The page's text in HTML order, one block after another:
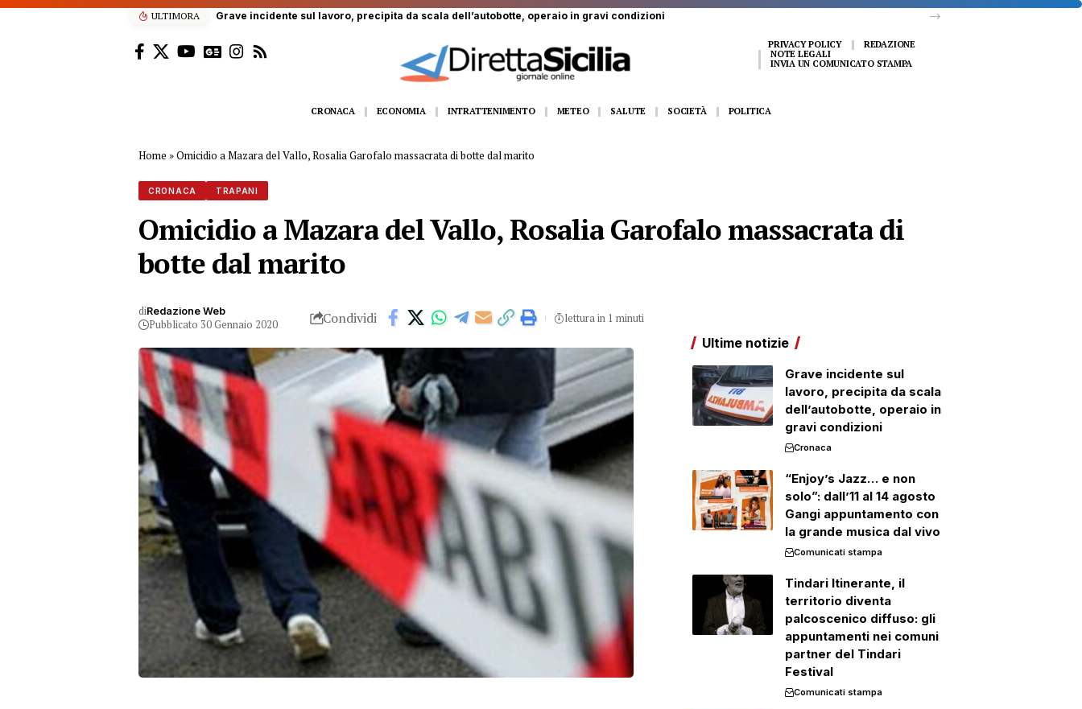
ULTIMORA Grave incidente sul lavoro, precipita da scala dell’autobotte, operaio in gravi condizioni
PRIVACY POLICY
REDAZIONE
NOTE LEGALI
INVIA UN COMUNICATO STAMPA
CRONACA ECONOMIA INTRATTENIMENTO METEO SALUTE SOCIETÀ POLITICA
Home »Omicidio a Mazara del Vallo, Rosalia Garofalo massacrata di botte dal marito
CRONACA TRAPANI
Omicidio a Mazara del Vallo, Rosalia Garofalo massacrata di
botte dal marito
diRedazione Web
Pubblicato 30 Gennaio 2020 Condividi lettura in 1 minuti
Ultime notizie
Grave incidente sul
lavoro, precipita da scala
dell’autobotte, operaio in
gravi condizioni
Cronaca
“Enjoy’s Jazz… e non
solo”: dall’11 al 14 agosto
Gangi appuntamento con
la grande musica dal vivo
Comunicati stampa
Tindari Itinerante, il
territorio diventa
palcoscenico diffuso: gli
appuntamenti nei comuni
partner del Tindari
Festival
Comunicati stampa